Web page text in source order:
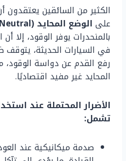
الكثير من السائقين يعتقدون
على الوضع المحايد (Neutral)
بالمنحدرات يوفر الوقود، إلا
في السيارات الحديثة، يتوقف
رفع القدم عن دواسة
المحايد غير مفيد اقتصاديًا.
الأضرار المحتملة عند
تشمل:
صدمة ميكانيكية عند